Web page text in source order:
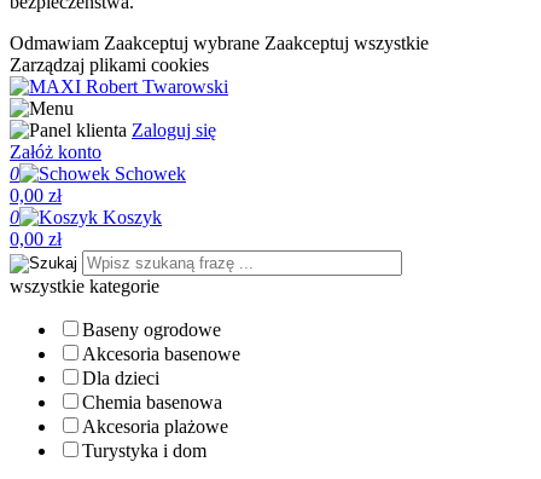
Odmawiam Zaakceptuj wybrane Zaakceptuj wszystkie
Zarządzaj plikami cookies
Zaloguj się
Załóż konto
0
Schowek
0,00 zł
0
Koszyk
0,00 zł
wszystkie kategorie
Baseny ogrodowe
Akcesoria basenowe
Dla dzieci
Chemia basenowa
Akcesoria plażowe
Turystyka i dom